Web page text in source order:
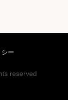
ー
reserved